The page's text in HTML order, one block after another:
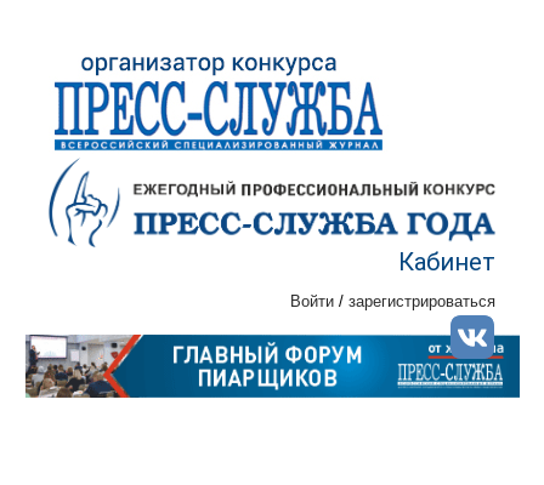
Кабинет
Войти / зарегистрироваться